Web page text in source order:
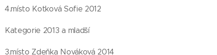
4.místo Kotková Sofie 2012
Kategorie 2013 a mladší
3.místo Zdeňka Nováková 2014